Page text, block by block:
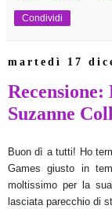
Condividi
martedì 17
Suzanne
Buon dì a tutti! Ho
Games giusto in
moltissimo per la
lasciata parecchio di